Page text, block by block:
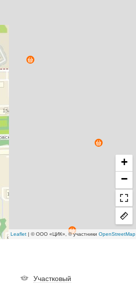
+
−
Leaflet | © ООО «ЦИК», © участники OpenStreetMap
Участковый